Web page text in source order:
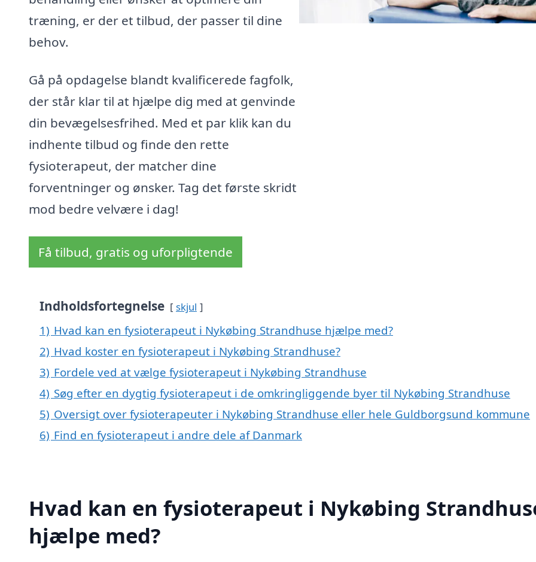
træning, er der et tilbud, der passer til dine
behov.
Gå på opdagelse blandt kvalificerede fagfolk,
der står klar til at hjælpe dig med at genvinde
din bevægelsesfrihed. Med et par klik kan du
indhente tilbud og finde den rette
fysioterapeut, der matcher dine
forventninger og ønsker. Tag det første skridt
mod bedre velvære i dag!
Få tilbud, gratis og uforpligtende
Indholdsfortegnelse skjul
1) Hvad kan en fysioterapeut i Nykøbing Strandhuse hjælpe med?
2) Hvad koster en fysioterapeut i Nykøbing Strandhuse?
3) Fordele ved at vælge fysioterapeut i Nykøbing Strandhuse
4) Søg efter en dygtig fysioterapeut i de omkringliggende byer til Nykøbing Strandhuse
5) Oversigt over fysioterapeuter i Nykøbing Strandhuse eller hele Guldborgsund kommune
6) Find en fysioterapeut i andre dele af Danmark
Hvad kan en fysioterapeut i Nykøbing
hjælpe med?